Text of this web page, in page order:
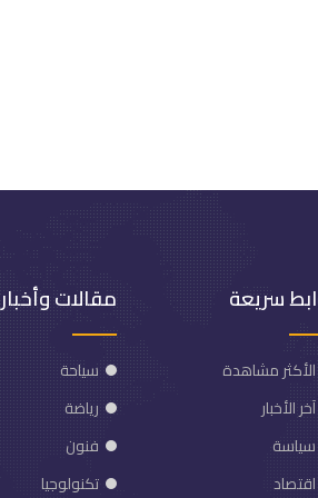
سريعة
الأكثر مشاهدة
آخر الأخبار
سياسة
اقتصاد
مقالات وأخبار
سياحة
رياضة
فنون
تكنولوجيا